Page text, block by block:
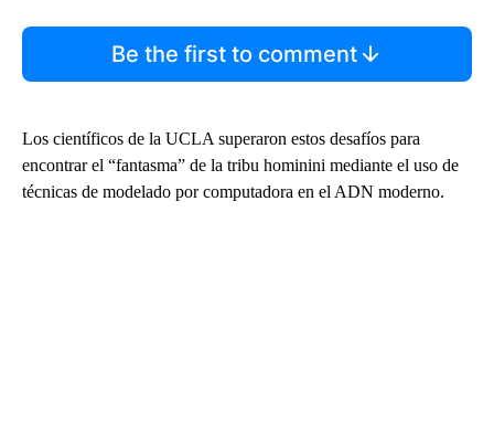
Be the first to comment
Los científicos de la UCLA superaron estos desafíos para
encontrar el “fantasma” de la tribu hominini mediante el uso de
técnicas de modelado por computadora en el ADN moderno.